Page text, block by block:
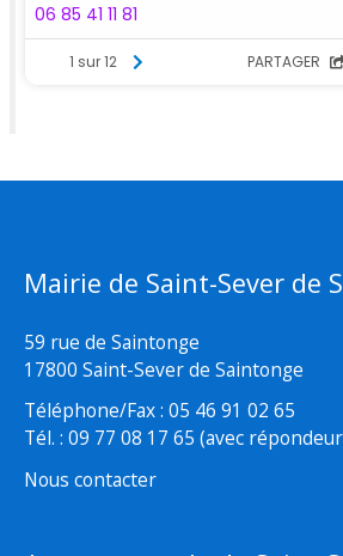
Mairie de Saint-Sever de
59 rue de Saintonge
17800 Saint-Sever de Saintonge
Téléphone/Fax : 05 46 91 02 65
Tél. : 09 77 08 17 65 (avec
Nous contacter